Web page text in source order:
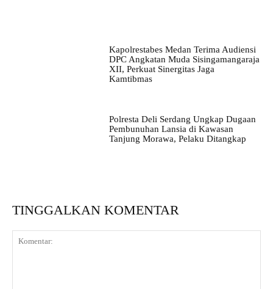
Kapolrestabes Medan Terima Audiensi
DPC Angkatan Muda Sisingamangaraja
XII, Perkuat Sinergitas Jaga
Kamtibmas
Polresta Deli Serdang Ungkap Dugaan
Pembunuhan Lansia di Kawasan
Tanjung Morawa, Pelaku Ditangkap
TINGGALKAN KOMENTAR